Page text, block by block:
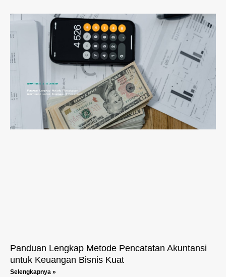
Panduan Lengkap Metode Pencatatan Akuntansi
untuk Keuangan Bisnis Kuat
Selengkapnya »